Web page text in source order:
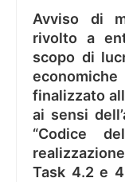
Avviso di
rivolto a
scopo di
finalizzato
ai sensi
“Codice
Task 4.2 e